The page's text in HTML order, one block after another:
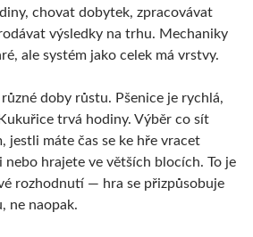
chovat dobytek, zpracovávat
výsledky na trhu. Mechaniky
ale systém jako celek má vrstvy.
doby růstu. Pšenice je rychlá,
trvá hodiny. Výběr co sít
jestli máte čas se ke hře vracet
nebo hrajete ve větších blocích. To je
rozhodnutí — hra se přizpůsobuje
ne naopak.